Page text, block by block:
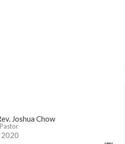
Joshua Chow
2020